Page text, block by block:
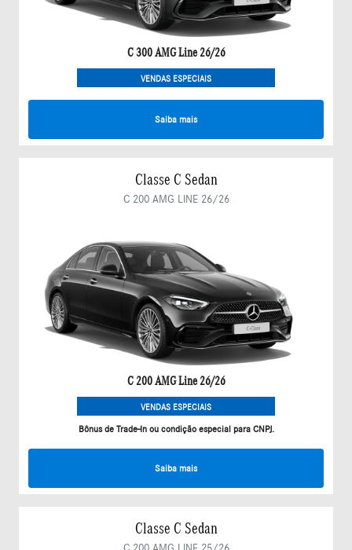
C 300 AMG Line 26/26
VENDAS ESPECIAIS
Saiba mais
Classe C Sedan
C 200 AMG LINE 26/26
C 200 AMG Line 26/26
VENDAS ESPECIAIS
Bônus de Trade-In ou condição especial para CNPJ.
Saiba mais
Classe C Sedan